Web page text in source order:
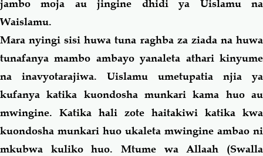
jambo moja au jingine dhidi ya Uislamu na
Waislamu.
Mara nyingi sisi huwa tuna raghba za ziada na huwa
tunafanya mambo ambayo yanaleta athari kinyume
na inavyotarajiwa. Uislamu umetupatia njia ya
kufanya katika kuondosha munkarikama huo au
mwingine. Katika hali zote haitakiwi katika kwa
kuondosha munkari huo ukaleta mwingine ambao ni
mkubwa kuliko huo. Mtume wa Allaah (Swalla